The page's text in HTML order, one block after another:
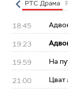
РТС Драма
18:45
19:23
19:59 На
21:00 Цват